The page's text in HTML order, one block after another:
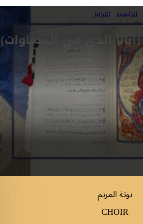
الرئيسية التراتيل
الذي في السماوات)
نوتة المرنم
CHOIR